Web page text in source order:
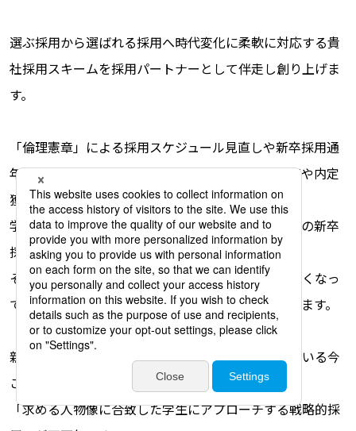
選ぶ採用から選ばれる採用へ時代変化に柔軟に対応する貴
社採用スキームを採用パートナーとして伴走し創り上げま
す。
「倫理憲章」による採用スケジュール見直しや新卒採用通
年化への動き、売り手市場の中で加速する企業人気や内定
獲得学生の二極化、
学生の価値観の変化や採用手法の多様化など、近年の新卒
採用市場は目まぐるしく変化し続けています。
そのような中、年々、従来通りの採用手法が通じなくなっ
てきたと感じる採用担当者様も多い状況となっています。
新卒採用市場や就職活動そのものが大きく変動している今
こそ、これまでの数を集める採用ではなく、
「求める人物像に合致した学生にアプローチする戦略的採